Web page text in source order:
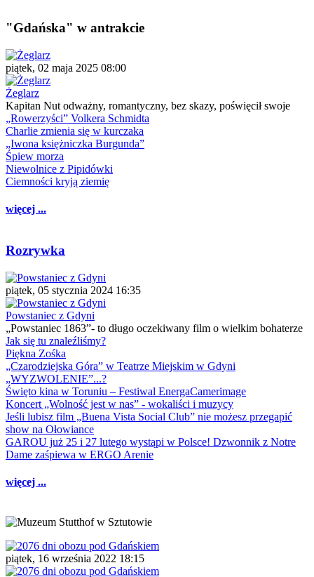
"Gdańska" w antrakcie
piątek, 02 maja 2025 08:00
Żeglarz
Kapitan Nut odważny, romantyczny, bez skazy, poświęcił swoje
„Rowerzyści” Volkera Schmidta
Charlie zmienia się w kurczaka
„Iwona księżniczka Burgunda”
Śpiew morza
Niewolnice z Pipidówki
Ciemności kryją ziemię
więcej ...
Rozrywka
piątek, 05 stycznia 2024 16:35
Powstaniec z Gdyni
„Powstaniec 1863”- to długo oczekiwany film o wielkim bohaterze
Jak się tu znaleźliśmy?
Piękna Zośka
„Czarodziejska Góra” w Teatrze Miejskim w Gdyni
„WYZWOLENIE”...?
Święto kina w Toruniu – Festiwal EnergaCamerimage
Koncert „Wolność jest w nas” - wokaliści i muzycy
Jeśli lubisz film „Buena Vista Social Club” nie możesz przegapić
show na Ołowiance
GAROU już 25 i 27 lutego wystąpi w Polsce! Dzwonnik z Notre
Dame zaśpiewa w ERGO Arenie
więcej ...
piątek, 16 września 2022 18:15